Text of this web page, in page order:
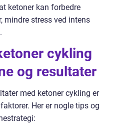
ketoner kan forbedre
mindre stress ved intens
cykling
og resultater
med ketoner cykling er
Her er nogle tips og